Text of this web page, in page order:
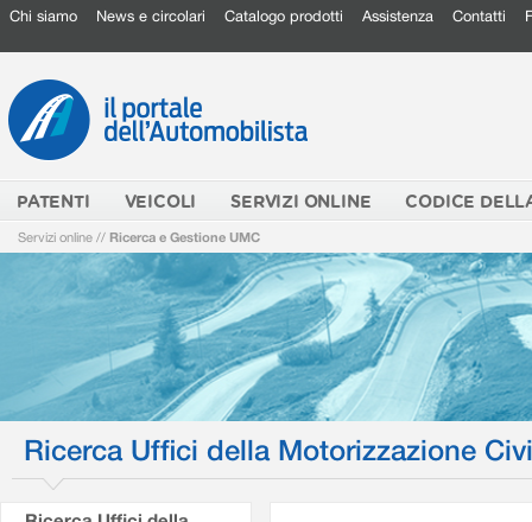
Chi siamo News e circolari Catalogo prodotti Assistenza Contatti
PATENTI VEICOLI SERVIZI ONLINE CODICE
Servizi online // Ricerca e Gestione UMC
Ricerca Uffici della Motorizzazione